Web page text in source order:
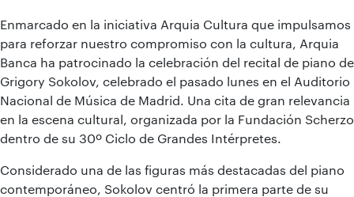
Enmarcado en la iniciativa Arquia Cultura que impulsamos
para reforzar nuestro compromiso con la cultura, Arquia
Banca ha patrocinado la celebración del recital de piano de
Grigory Sokolov, celebrado el pasado lunes en el Auditorio
Nacional de Música de Madrid. Una cita de gran relevancia
en la escena cultural, organizada por la Fundación Scherzo
dentro de su 30º Ciclo de Grandes Intérpretes.
Considerado una de las figuras más destacadas del piano
contemporáneo, Sokolov centró la primera parte de su